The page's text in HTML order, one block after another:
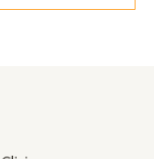
に関する医科歯
きました。
スポーツ歯科医